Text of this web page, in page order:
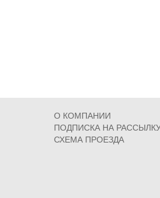
О КОМПАНИИ
ПОДПИСКА НА
СХЕМА ПРОЕЗДА